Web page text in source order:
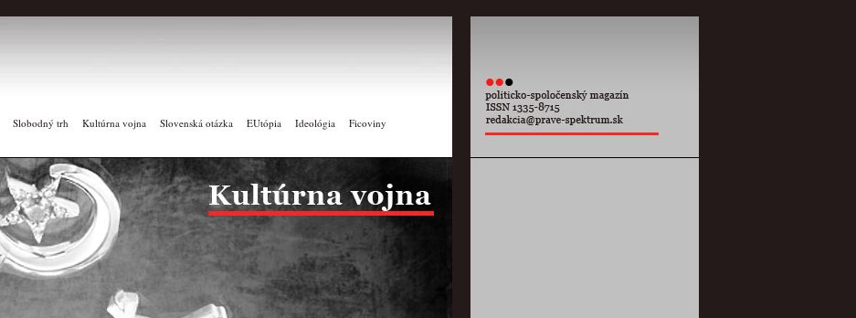
Slobodný trh Kultúrna vojna Slovenská otázka EUtópia Ideológia Ficoviny